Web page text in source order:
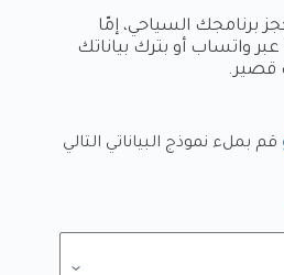
برنامجك السياحي، إمّا
واتساب أو بترك بياناتك
قصير.
قم بملء نموذج البياناتي التالي